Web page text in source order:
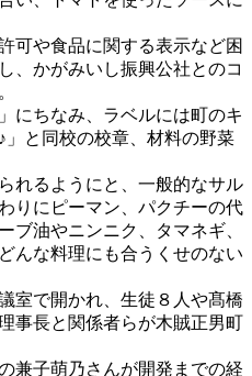
可や食品に関する表示など困
、かがみいし振興公社とのコ
にちなみ、ラベルには町のキ
と同校の校章、材料の野菜
れるようにと、一般的なサル
りにピーマン、パクチーの代
ブ油やニンニク、タマネギ、
んな料理にも合うくせのない
室で開かれ、生徒８人や髙橋
事長と関係者らが木賊正男町
兼子萌乃さんが開発までの経